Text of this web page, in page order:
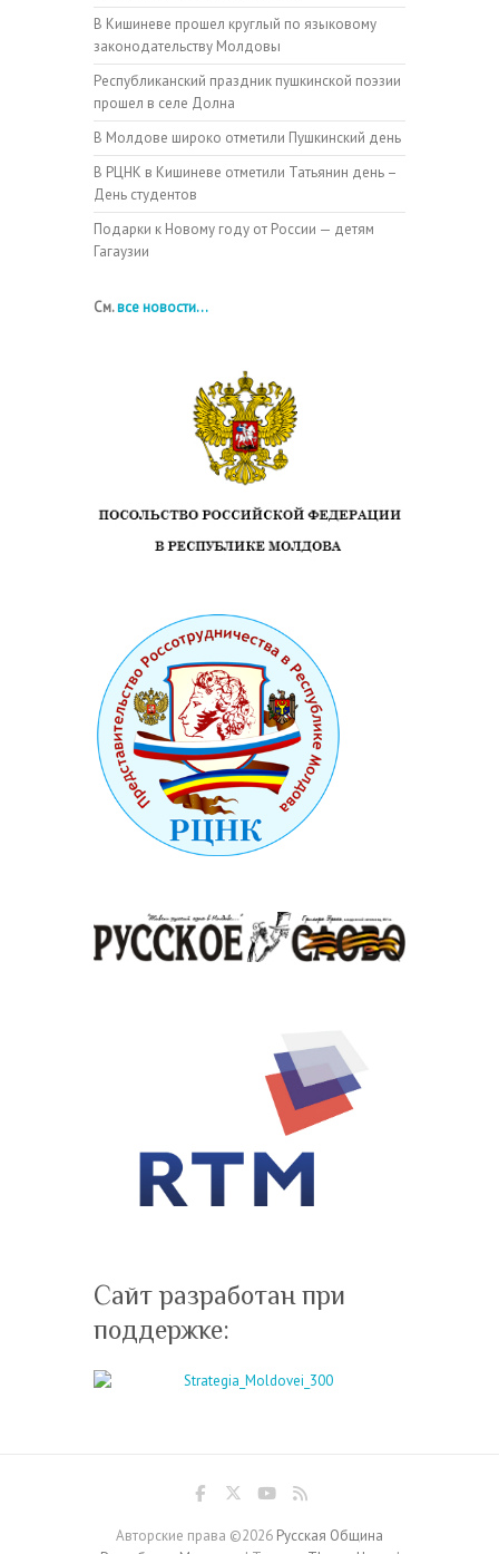
В Кишиневе прошел круглый по языковому
законодательству Молдовы
Республиканский праздник пушкинской поэзии
прошел в селе Долна
В Молдове широко отметили Пушкинский день
В РЦНК в Кишиневе отметили Татьянин день –
День студентов
Подарки к Новому году от России — детям
Гагаузии
См.все новости...
Сайт разработан при
поддержке:
Авторские права ©2026 Русская Община